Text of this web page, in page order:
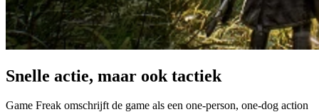
Snelle actie, maar ook tactiek
Game Freak omschrijft de game als een one-person, one-dog action